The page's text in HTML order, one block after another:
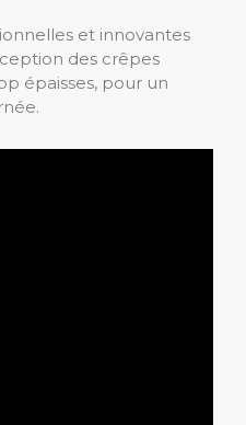
et innovantes
des crêpes
épaisses, pour un